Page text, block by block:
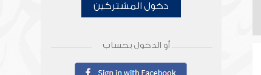
دخول المشتركين
أو الدخول بحساب